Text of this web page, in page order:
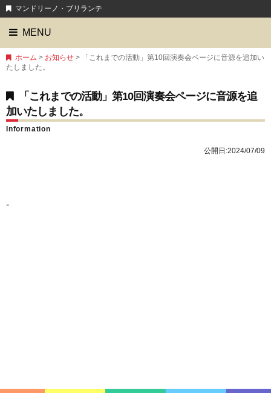
マンドリーノ・ブリランテ
MENU
ホーム > お知らせ > 「これまでの活動」第10回演奏会ページに音源を追加い
たしました。
「これまでの活動」第10回演奏会ページに音源を追
加いたしました。
Information
公開日:2024/07/09
-